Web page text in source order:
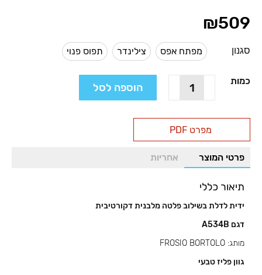
₪509
סגנון מפתח אפסמפתח אפסצילינדרצילינדרתפוס פנוי
תפוס פנוי
כמות
לדלת
בשילוב
פלטה
A534B
הוספה לסל
פרטי המוצר אחריות
תיאור כללי
ידית לדלת בשילוב פלטה מלבנית דקורטיבית
דגם A534B
מותג: FROSIO BORTOLO
גוון פליז טבעי
מפרט PDF